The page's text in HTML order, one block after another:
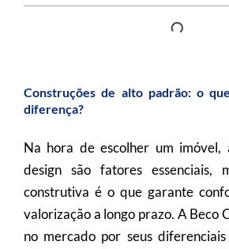
Construções de alto padrão: o
diferença?
Na hora de escolher um imóvel,
design são fatores essenciais,
construtiva é o que garante
valorização a longo prazo. A Beco
no mercado por seus